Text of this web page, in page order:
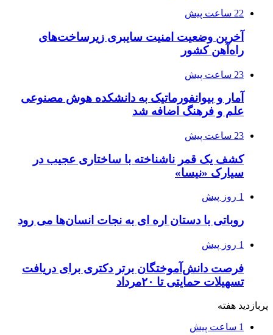
22 ساعت پیش
آخرین وضعیت امنیت سایبری زیرساخت‌های
راه‌آهن کشور
23 ساعت پیش
آمار و بیوانفورماتیک به دانشکده هوش مصنوعی
علم و فرهنگ اضافه شد
23 ساعت پیش
کشف یک قمر ناشناخته با ساختاری عجیب در
سیارک «نیسا»
1 روز پیش
روباتی با دستان اره ای به نجات انسان‌ها می رود
1 روز پیش
فرصت دانش‌آموختگان برتر دکتری‌ برای دریافت
تسهیلات حمایتی تا ۲۰مرداد
پربازدید هفته
1 ساعت پیش